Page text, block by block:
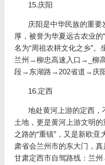
15.庆阳
庆阳是中华民族的重要
厚，被誉为华夏远古农业
名为“周祖农耕文化之乡”。
兰州→柳忠高速入口→_柳
段→东湖路→202省道→庆
16.定西
地处黄河上游的定西，
土地，更是黄河上游文明
之路的“重镇”，又是新欧
肃省会兰州市的东大门，
甘肃定西市自驾路线：兰